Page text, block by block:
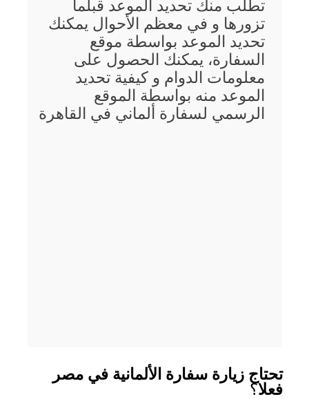
تطلب منك تحديد الموعد قبلما
تزورها و في معظم الأحوال يمكنك
تحديد الموعد بواسطة موقع
السفارة، يمكنك الحصول على
معلومات الدوام و كيفية تحديد
الموعد منه بواسطة الموقع
الرسمي لسفارة ألماني في القاهرة
تحتاج زيارة سفارة الألمانية في مصر
فعلا؟